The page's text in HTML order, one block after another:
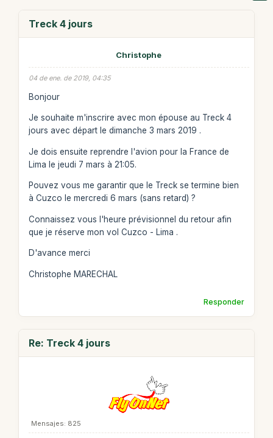
Treck 4 jours
Christophe
04 de ene. de 2019, 04:35
Bonjour
Je souhaite m'inscrire avec mon épouse au Treck 4
jours avec départ le dimanche 3 mars 2019 .
Je dois ensuite reprendre l'avion pour la France de
Lima le jeudi 7 mars à 21:05.
Pouvez vous me garantir que le Treck se termine bien
à Cuzco le mercredi 6 mars (sans retard) ?
Connaissez vous l'heure prévisionnel du retour afin
que je réserve mon vol Cuzco - Lima .
D'avance merci
Christophe MARECHAL
Responder
Re: Treck 4 jours
Mensajes: 825